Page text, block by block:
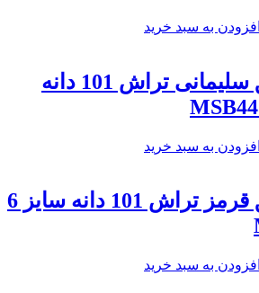
افزودن به سبد خرید
تسبیح عقیق سلیمانی تراش 101 دانه
افزودن به سبد خرید
تسبیح عقیق قرمز تراش 101 دانه سایز 6
افزودن به سبد خرید